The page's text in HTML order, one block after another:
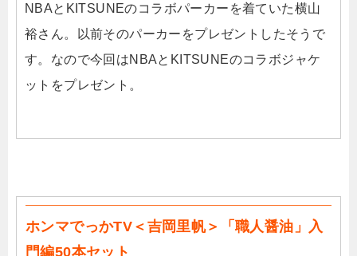
NBAとKITSUNEのコラボパーカーを着ていた横山
裕さん。以前そのパーカーをプレゼントしたそうで
す。なので今回はNBAとKITSUNEのコラボジャケ
ットをプレゼント。
ホンマでっかTV＜吉岡里帆＞「職人醤油」入
門編50本セット